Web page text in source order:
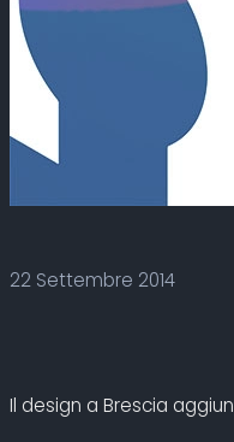
22 Settembre 2014
Il design a Brescia